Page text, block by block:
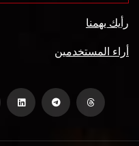
رأيك يهمنا
أراء المستخدمين